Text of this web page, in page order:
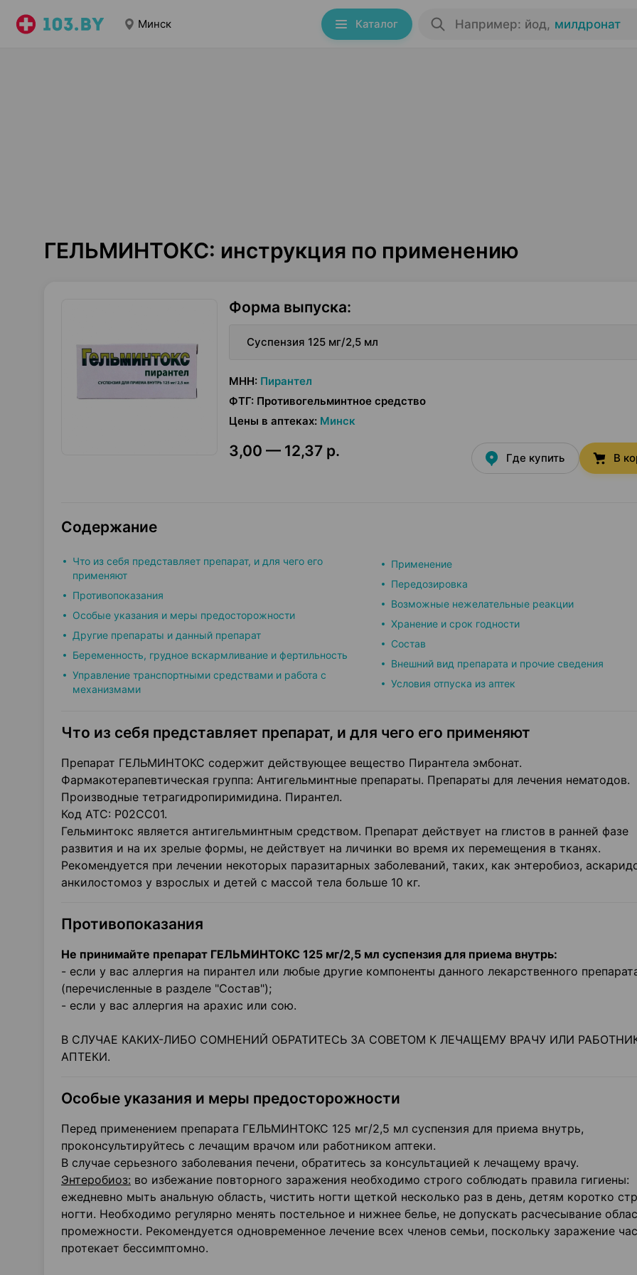
Минск Каталог Например: йод, милдронат
ГЕЛЬМИНТОКС: инструкция по применению
Форма выпуска:
Суспензия 125 мг/2,5 мл
МНН: Пирантел
ФТГ: Противогельминтное средство
Цены в аптеках: Минск
3,00 — 12,37 р. Где купить В
Содержание
Что из себя представляет препарат, и для чего его
применяют
Противопоказания
Особые указания и меры предосторожности
Другие препараты и данный препарат
Беременность, грудное вскармливание и фертильность
Управление транспортными средствами и работа с
механизмами
Применение
Передозировка
Возможные нежелательные реакции
Хранение и срок годности
Состав
Внешний вид препарата и прочие сведения
Условия отпуска из аптек
Что из себя представляет препарат, и для чего его применяют
Препарат ГЕЛЬМИНТОКС содержит действующее вещество Пирантела эмбонат.
Фармакотерапевтическая группа: Антигельминтные препараты. Препараты для лечения нематодов.
Производные тетрагидропиримидина. Пирантел.
Код АТС: P02CC01.
Гельминтокс является антигельминтным средством. Препарат действует на глистов в ранней фазе
развития и на их зрелые формы, не действует на личинки во время их перемещения в тканях.
Рекомендуется при лечении некоторых паразитарных заболеваний, таких, как энтеробиоз,
анкилостомоз у взрослых и детей с массой тела больше 10 кг.
Противопоказания
Не принимайте препарат ГЕЛЬМИНТОКС 125 мг/2,5 мл суспензия для приема внутрь:
- если у вас аллергия на пирантел или любые другие компоненты данного лекарственного
(перечисленные в разделе "Состав");
- если у вас аллергия на арахис или сою.
В СЛУЧАЕ КАКИХ-ЛИБО СОМНЕНИЙ ОБРАТИТЕСЬ ЗА СОВЕТОМ К ЛЕЧАЩЕМУ ВРАЧУ ИЛИ
АПТЕКИ.
Особые указания и меры предосторожности
Перед применением препарата ГЕЛЬМИНТОКС 125 мг/2,5 мл суспензия для приема внутрь,
проконсультируйтесь с лечащим врачом или работником аптеки.
В случае серьезного заболевания печени, обратитесь за консультацией к лечащему врачу.
Энтеробиоз: во избежание повторного заражения необходимо строго соблюдать правила гигиены:
ежедневно мыть анальную область, чистить ногти щеткой несколько раз в день, детям коротко
ногти. Необходимо регулярно менять постельное и нижнее белье, не допускать расчесывание
промежности. Рекомендуется одновременное лечение всех членов семьи, поскольку заражение
протекает бессимптомно.